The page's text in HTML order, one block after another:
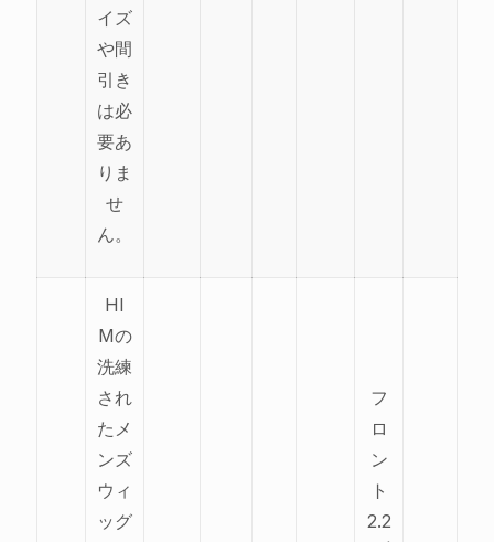
イズ
や間
引き
は必
要あ
りま
せ
ん。
HI
Mの
洗練
され
たメ
ンズ
ウィ
ッグ
フ
ロ
ン
ト
2.2